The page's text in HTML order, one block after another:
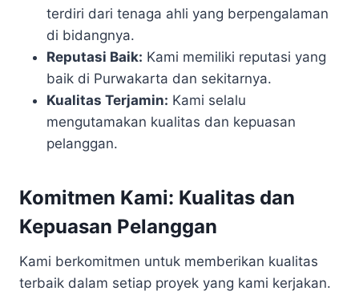
terdiri dari tenaga ahli yang berpengalaman
di bidangnya.
Reputasi Baik: Kami memiliki reputasi yang
baik di Purwakarta dan sekitarnya.
Kualitas Terjamin: Kami selalu
mengutamakan kualitas dan kepuasan
pelanggan.
Komitmen Kami: Kualitas dan
Kepuasan Pelanggan
Kami berkomitmen untuk memberikan kualitas
terbaik dalam setiap proyek yang kami kerjakan.